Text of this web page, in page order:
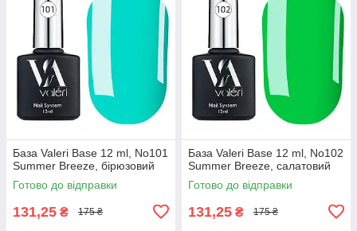
База Valeri Base 12 ml, No101
Summer Breeze, бірюзовий
Готово до відправки
131,25 ₴ 175 ₴
База Valeri Base 12 ml, No102
Summer Breeze, салатовий
Готово до відправки
131,25 ₴ 175 ₴